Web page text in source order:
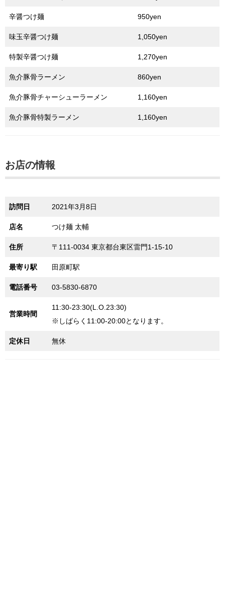
辛醤つけ麺 950yen
味玉辛醤つけ麺 1,050yen
特製辛醤つけ麺 1,270yen
魚介豚骨ラーメン 860yen
魚介豚骨チャーシューラーメン 1,160yen
魚介豚骨特製ラーメン 1,160yen
お店の情報
訪問日 2021年3月8日
店名 つけ麺 太輔
住所 〒111-0034 東京都台東区雷門1-15-10
最寄り駅 田原町駅
電話番号 03-5830-6870
営業時間
11:30-23:30(L.O.23:30)
※しばらく11:00-20:00となります。
定休日 無休